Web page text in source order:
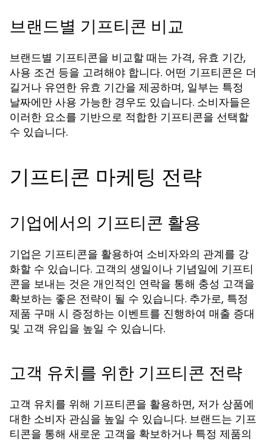
브랜드별 기프티콘 비교
브랜드별 기프티콘을 비교할 때는 가격, 유효 기간,
사용 조건 등을 고려해야 합니다. 어떤 기프티콘은 더
길거나 유연한 유효 기간을 제공하며, 일부는 특정
날짜에만 사용 가능한 경우도 있습니다. 소비자들은
이러한 요소를 기반으로 적합한 기프티콘을 선택할
수 있습니다.
기프티콘 마케팅 전략
기업에서의 기프티콘 활용
기업은 기프티콘을 활용하여 소비자와의 관계를 강
화할 수 있습니다. 고객의 생일이나 기념일에 기프티
콘을 보내는 것은 개인적인 연락을 통해 충성 고객을
확보하는 좋은 전략이 될 수 있습니다. 추가로, 특정
제품 구매 시 증정하는 이벤트를 진행하여 매출 증대
및 고객 유입을 높일 수 있습니다.
고객 유치를 위한 기프티콘 전략
고객 유치를 위해 기프티콘을 활용하면, 저가 상품에
대한 소비자 관심을 높일 수 있습니다. 브랜드는 기프
티콘을 통해 새로운 고객을 확보하거나 특정 제품의